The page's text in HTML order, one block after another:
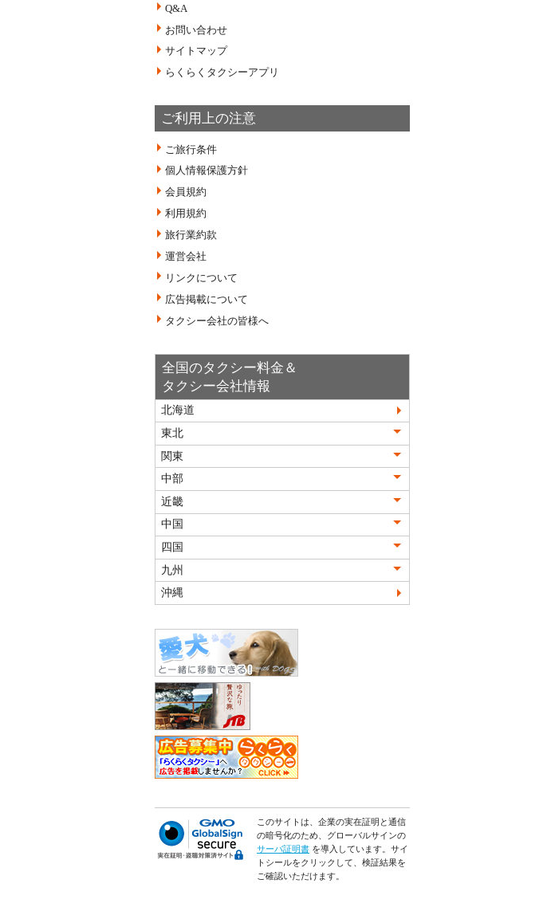
Q&A
お問い合わせ
サイトマップ
らくらくタクシーアプリ
ご利用上の注意
ご旅行条件
個人情報保護方針
会員規約
利用規約
旅行業約款
運営会社
リンクについて
広告掲載について
タクシー会社の皆様へ
全国のタクシー料金＆
タクシー会社情報
北海道
東北
関東
中部
近畿
中国
四国
九州
沖縄
このサイトは、企業の実在証明と通信
の暗号化のため、グローバルサインの
サーバ証明書 を導入しています。サイ
トシールをクリックして、検証結果を
ご確認いただけます。